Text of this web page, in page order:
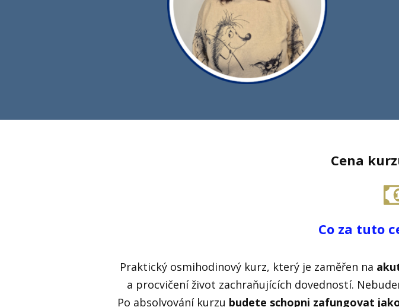
Cena
Co za tuto
Praktický osmihodinový kurz, který je zaměřen na
a procvičení život zachraňujících dovedností.
Po absolvování kurzu budete schopni zafungovat